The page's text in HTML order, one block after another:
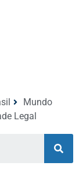
Mundo
Legal